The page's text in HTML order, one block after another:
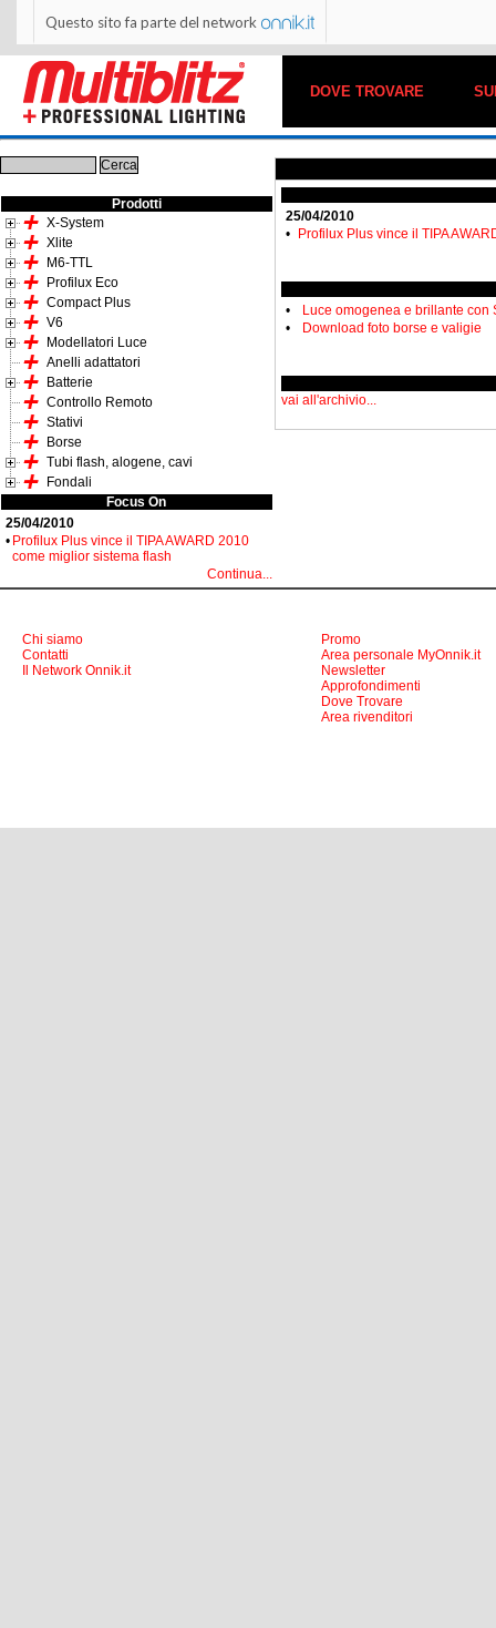
Questo sito fa parte del network
DOVE TROVARE
Prodotti
X-System
Xlite
M6-TTL
Profilux Eco
Compact Plus
V6
Modellatori Luce
Anelli adattatori
Batterie
Controllo Remoto
Stativi
Borse
Tubi flash, alogene, cavi
Fondali
Focus On
25/04/2010
• Profilux Plus vince il TIPA AWARD 2010
come miglior sistema flash
Continua...
25/04/2010
•
Profilux Plus vince il TIPA
•
Luce omogenea e brillante con
•
Download foto borse e valigie
vai all'archivio...
Chi siamo
Contatti
Il Network Onnik.it
Promo
Area personale MyOnnik.it
Newsletter
Approfondimenti
Dove Trovare
Area rivenditori